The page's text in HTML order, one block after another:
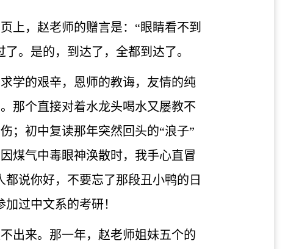
上，赵老师的赠言是：“眼睛看不到
。是的，到达了，全都到达了。
学的艰辛，恩师的教诲，友情的纯
那个直接对着水龙头喝水又屡教不
；初中复读那年突然回头的“浪子”
煤气中毒眼神涣散时，我手心直冒
说你好，不要忘了那段丑小鸭的日
过中文系的考研！
出来。那一年，赵老师姐妹五个的